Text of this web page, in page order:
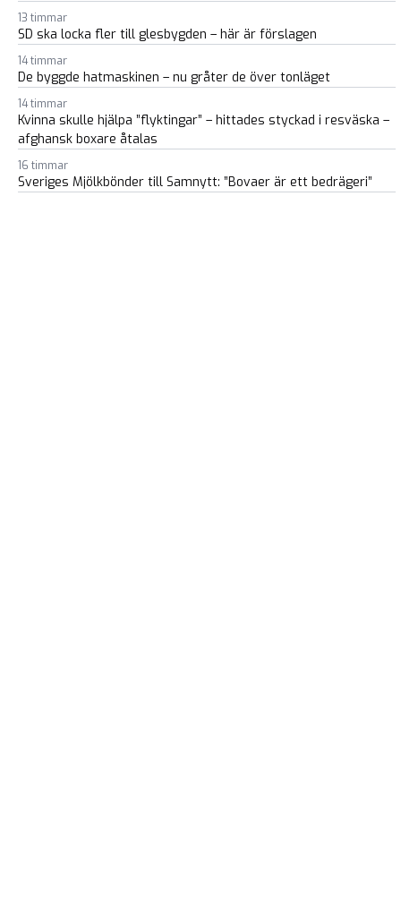
13 timmar
SD ska locka fler till glesbygden – här är förslagen
14 timmar
De byggde hatmaskinen – nu gråter de över tonläget
14 timmar
Kvinna skulle hjälpa ”flyktingar” – hittades styckad i resväska –
afghansk boxare åtalas
16 timmar
Sveriges Mjölkbönder till Samnytt: ”Bovaer är ett bedrägeri”